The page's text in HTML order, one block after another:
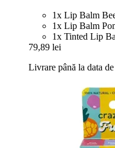
1x Lip Balm
1x Lip Balm
1x Tinted Lip
79,89 lei
Livrare până la data